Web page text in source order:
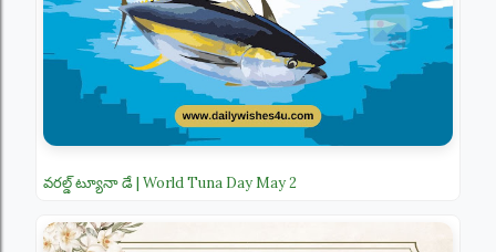
వరల్డ్ ట్యూనా డే | World Tuna Day May 2